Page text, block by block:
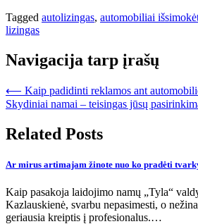
Tagged autolizingas, automobiliai
lizingas
Navigacija tarp įrašų
⟵ Kaip padidinti reklamos ant
Skydiniai namai – teisingas jūsų
Related Posts
Ar mirus artimajam žinote nuo ko pradėti
Kaip pasakoja laidojimo namų „Tyla“
Kazlauskienė, svarbu nepasimesti, o
geriausia kreiptis į profesionalus.…